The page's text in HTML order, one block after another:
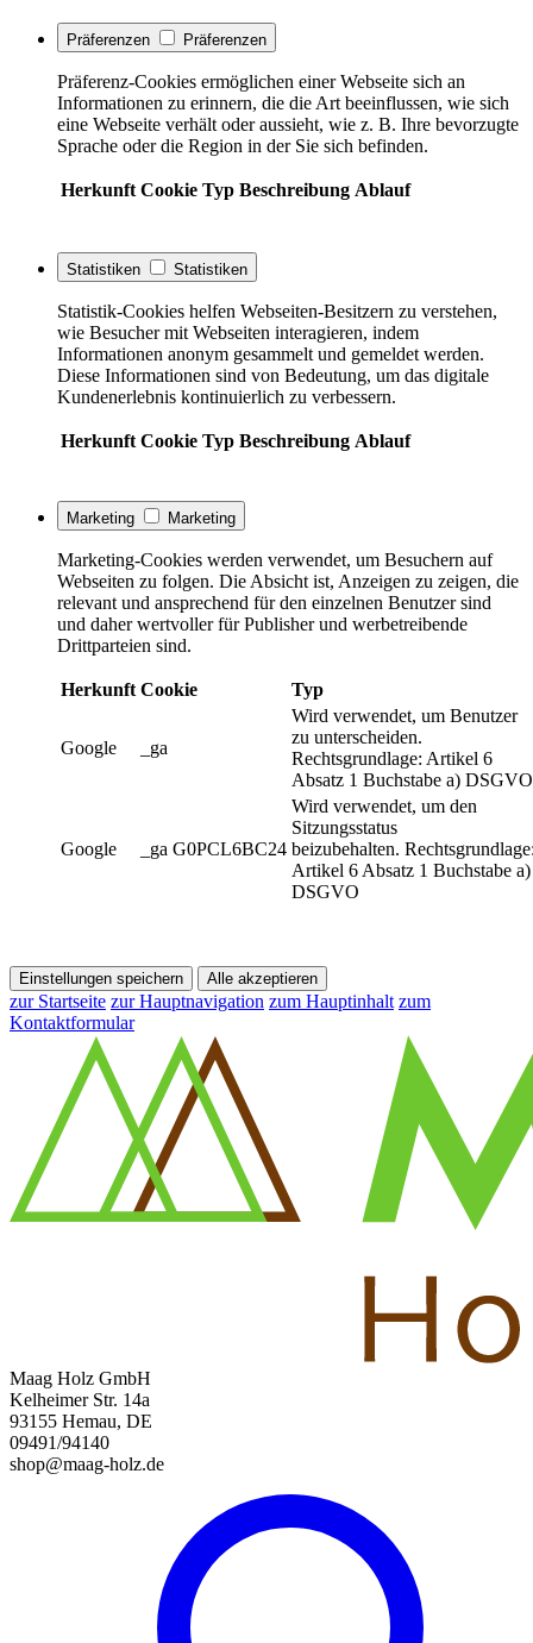
Präferenzen Präferenzen
Präferenz-Cookies ermöglichen einer Webseite sich an
Informationen zu erinnern, die die Art beeinflussen, wie sich
eine Webseite verhält oder aussieht, wie z. B. Ihre bevorzugte
Sprache oder die Region in der Sie sich befinden.
Herkunft Cookie Typ Beschreibung Ablauf
Statistiken Statistiken
Statistik-Cookies helfen Webseiten-Besitzern zu verstehen,
wie Besucher mit Webseiten interagieren, indem
Informationen anonym gesammelt und gemeldet werden.
Diese Informationen sind von Bedeutung, um das digitale
Kundenerlebnis kontinuierlich zu verbessern.
Herkunft Cookie Typ Beschreibung Ablauf
Marketing Marketing
Marketing-Cookies werden verwendet, um Besuchern auf
Webseiten zu folgen. Die Absicht ist, Anzeigen zu zeigen, die
relevant und ansprechend für den einzelnen Benutzer sind
und daher wertvoller für Publisher und werbetreibende
Drittparteien sind.
Herkunft Cookie Typ
Google _ga
Wird verwendet, um Benutzer
zu unterscheiden.
Rechtsgrundlage: Artikel 6
Absatz 1 Buchstabe a) DSGVO
Google _ga G0PCL6BC24
Wird verwendet, um den
Sitzungsstatus
beizubehalten.
Artikel 6 Absatz 1 Buchstabe a)
DSGVO
Einstellungen speichern Alle akzeptieren
zur Startseite zur Hauptnavigation zum Hauptinhalt zum
Kontaktformular
Maag Holz GmbH
Kelheimer Str. 14a
93155 Hemau, DE
09491/94140
shop@maag-holz.de